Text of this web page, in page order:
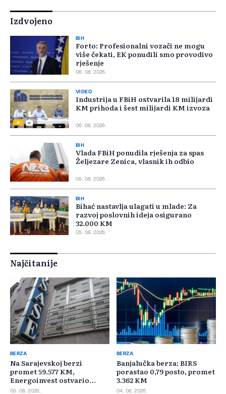
Izdvojeno
BIH
Forto: Profesionalni vozači ne mogu
više čekati, EK ponudili smo provodivo
rješenje
06. 08. 2026.
VIDEO
Industrija u FBiH ostvarila 18 milijardi
KM prihoda i šest milijardi KM izvoza
06. 08. 2026.
BIH
Vlada FBiH ponudila rješenja za spas
Željezare Zenica, vlasnik ih odbio
05. 08. 2026.
BIH
Bihać nastavlja ulagati u mlade: Za
razvoj poslovnih ideja osigurano
32.000 KM
05. 08. 2026.
Najčitanije
BERZA
Na Sarajevskoj berzi
promet 59.577 KM,
Energoinvest ostvario
najveći promet
05. 08. 2026.
BERZA
Banjalučka berza: BIRS
porastao 0,79 posto, promet
3.362 KM
04. 08. 2026.